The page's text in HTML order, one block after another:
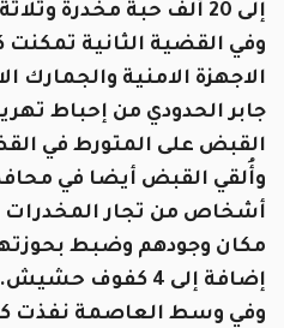
إلى 20 ألف حبة مخدرة وثلاثة أسلحة نارية .
وفي القضية الثانية تمكنت
الاجهزة الامنية والجمارك
القبض على المتورط في
وأُلقي القبض أيضا في
أشخاص من تجار المخدرات
إضافة إلى 4 كفوف حشيش.
وفي وسط العاصمة نفذت